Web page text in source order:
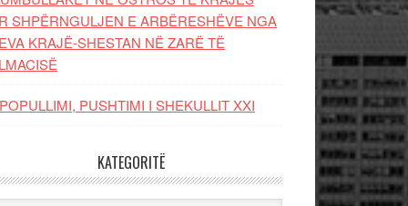
SHPËRNGULJEN E ARBËRESHËVE NGA
KRAJË-SHESTAN NË ZARË TË
PUSHTIMI I SHEKULLIT XXI
KATEGORITË